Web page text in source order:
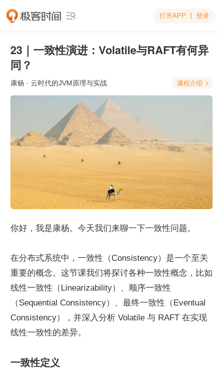
 打开APP 登录
23｜一致性演进：Volatile与RAFT有何异
同？
康杨 · 云时代的JVM原理与实战 课程介绍 
你好，我是康杨。今天我们来聊一下一致性问题。
在分布式系统中，一致性（Consistency）是一个至关
重要的概念。这节课我们将探讨各种一致性概念，比如
线性一致性（Linearizability）、顺序一致性
（Sequential Consistency）、最终一致性（Eventual
Consistency），并深入分析 Volatile 与 RAFT 在实现
线性一致性的差异。
一致性定义